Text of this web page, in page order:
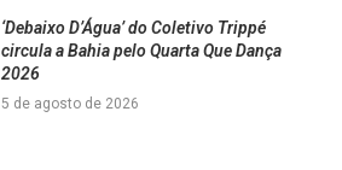
‘Debaixo D’Água’ do Coletivo Trippé
circula a Bahia pelo Quarta Que Dança
2026
5 de agosto de 2026